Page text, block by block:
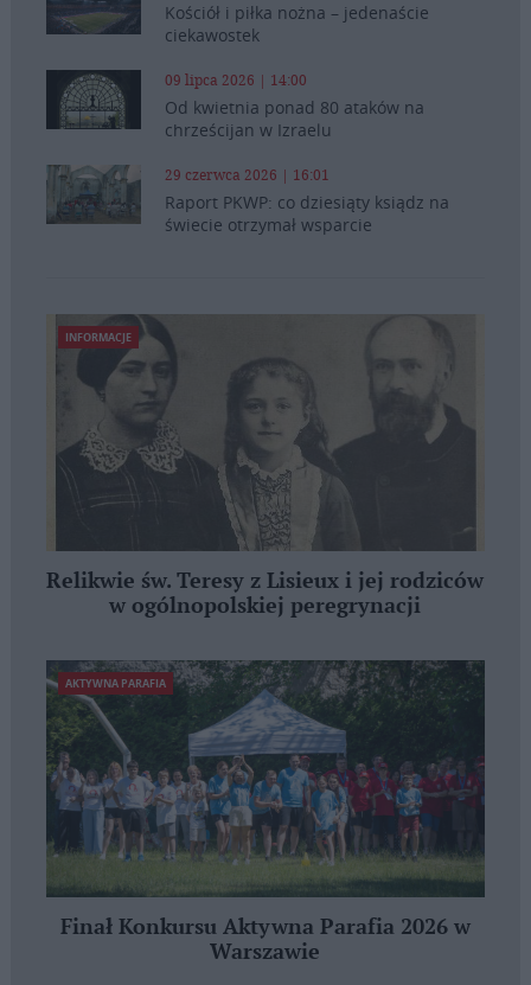
Kościół i piłka nożna – jedenaście
ciekawostek
09 lipca 2026 | 14:00
Od kwietnia ponad 80 ataków na
chrześcijan w Izraelu
29 czerwca 2026 | 16:01
Raport PKWP: co dziesiąty ksiądz na
świecie otrzymał wsparcie
INFORMACJE
Relikwie św. Teresy z Lisieux i jej rodziców
w ogólnopolskiej peregrynacji
AKTYWNA PARAFIA
Finał Konkursu Aktywna Parafia 2026 w
Warszawie